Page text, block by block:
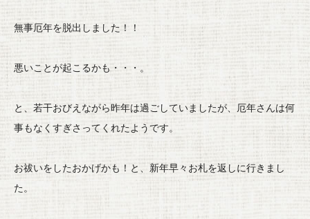
無事厄年を脱出しました！！
悪いことが起こるかも・・・。
と、若干おびえながら昨年は過ごしていましたが、
厄年さんは何
事もなくすぎさってくれたようです。
お祓いをしたおかげかも！と、新年早々お札を返しに行きまし
た。